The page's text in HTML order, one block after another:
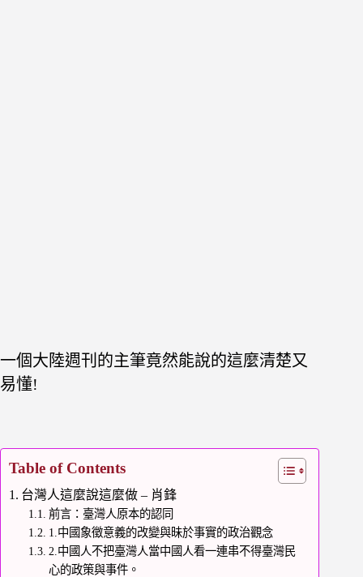
一個大陸週刊的主筆竟然能說的這麼清楚又
易懂!
Table of Contents
台灣人這麼說這麼做 – 肖鋒
前言：臺灣人原本的認同
1.中國象徵意義的改變與昧於事實的政治觀念
2.中國人不把臺灣人當中國人看一連串不得臺灣民
心的政策與事件。